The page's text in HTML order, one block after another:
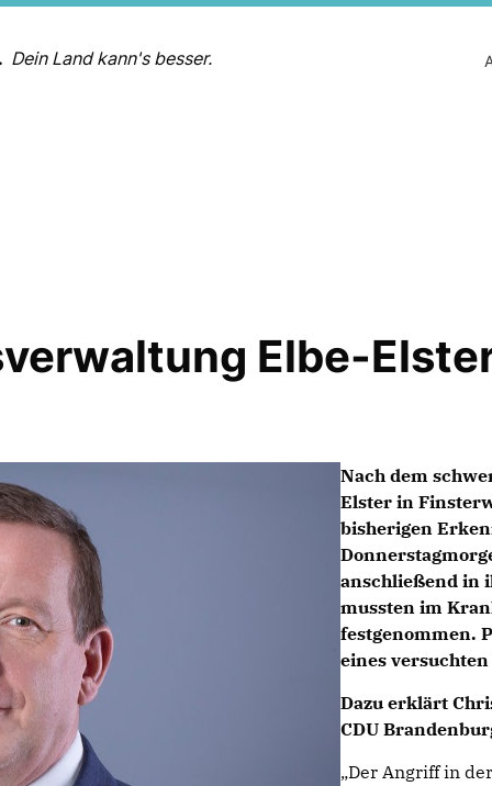
Dein Land kann's besser.
Elbe-
Nach dem
Elster in
bisherigen
anschließend in
mussten im
festgenommen.
eines
Dazu erklärt
CDU
Der Angriff in